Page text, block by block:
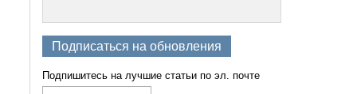
Подписаться на обновления
Подпишитесь на лучшие статьи по эл. почте